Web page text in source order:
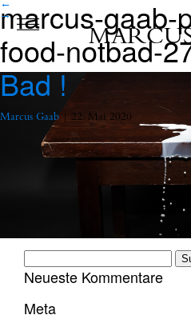
marcus-gaab-
food-notbad-
Bad !
Marcus Gaab | 22. Mai 2020
←
→
nach:
Neueste Kommentare
Meta